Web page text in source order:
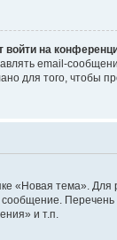
войти на
email-
для того, чтобы
«Новая тема».
сообщение.
и т.п.